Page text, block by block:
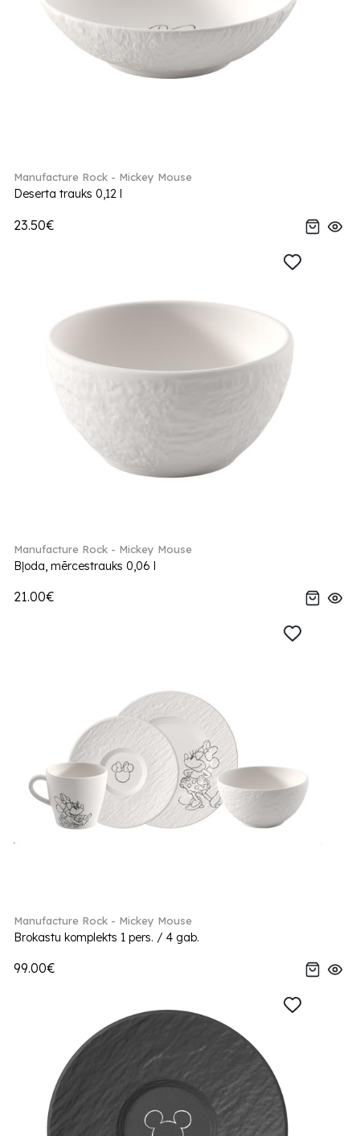
Manufacture Rock - Mickey Mouse
Deserta trauks 0,12 l
23.50€
Manufacture Rock - Mickey Mouse
Bļoda, mērcestrauks 0,06 l
21.00€
Manufacture Rock - Mickey Mouse
Brokastu komplekts 1 pers. / 4 gab.
99.00€